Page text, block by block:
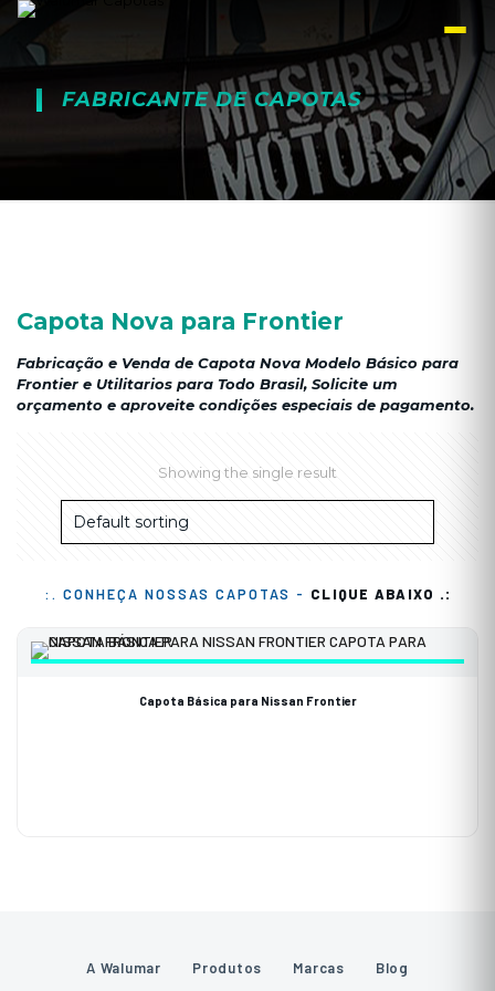
FABRICANTE DE CAPOTAS
Capota Nova para Frontier
Fabricação e Venda de Capota Nova Modelo Básico para
Frontier e Utilitarios para Todo Brasil, Solicite um
orçamento e aproveite condições especiais de pagamento.
Showing the single result
:. CONHEÇA NOSSAS CAPOTAS - CLIQUE ABAIXO .:
Capota Básica para Nissan Frontier
A Walumar Produtos Marcas Blog